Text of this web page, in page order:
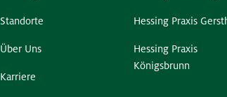
Standorte
Über Uns
Karriere
Hessing Praxis
Hessing Praxis
Königsbrunn